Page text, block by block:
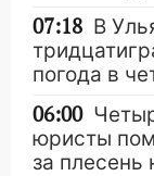
07:18 В
погода в
06:00
юристы
за плесень